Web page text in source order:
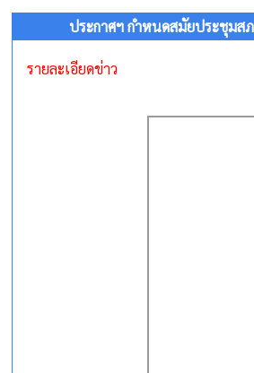
ประกาศฯ กำหนดสมัยประชุมส
รายละเอียดข่าว